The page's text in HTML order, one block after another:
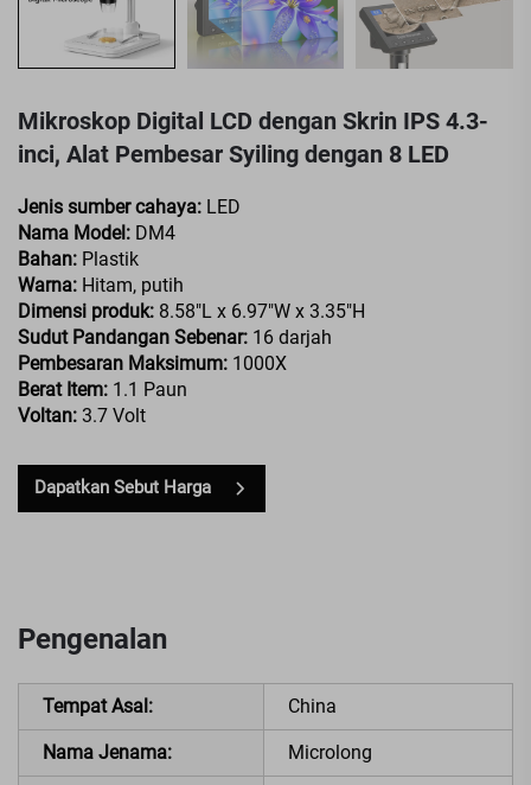
Mikroskop Digital LCD dengan Skrin IPS 4.3-
inci, Alat Pembesar Syiling dengan 8 LED
Jenis sumber cahaya: LED
Nama Model: DM4
Bahan: Plastik
Warna: Hitam, putih
Dimensi produk: 8.58"L x 6.97"W x 3.35"H
Sudut Pandangan Sebenar: 16 darjah
Pembesaran Maksimum: 1000X
Berat Item: 1.1 Paun
Voltan: 3.7 Volt
Dapatkan Sebut Harga
Pengenalan
Tempat Asal: China
Nama Jenama: Microlong